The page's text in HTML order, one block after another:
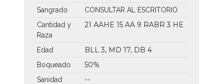
Sangrado
CONSULTAR AL ESCRITORIO
Cantidad y
Raza
21 AAHE 15 AA 9 RABR3 HE
Edad BLL 3, MD 17, DB 4
Boqueado 50%
Sanidad
--